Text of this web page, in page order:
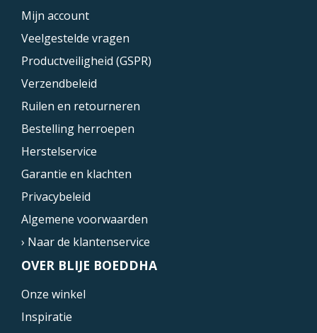
Mijn account
Veelgestelde vragen
Productveiligheid (GSPR)
Verzendbeleid
Ruilen en retourneren
Bestelling herroepen
Herstelservice
Garantie en klachten
Privacybeleid
Algemene voorwaarden
› Naar de klantenservice
OVER BLIJE BOEDDHA
Onze winkel
Inspiratie